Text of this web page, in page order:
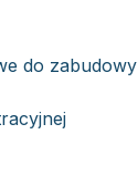
do zabudowy